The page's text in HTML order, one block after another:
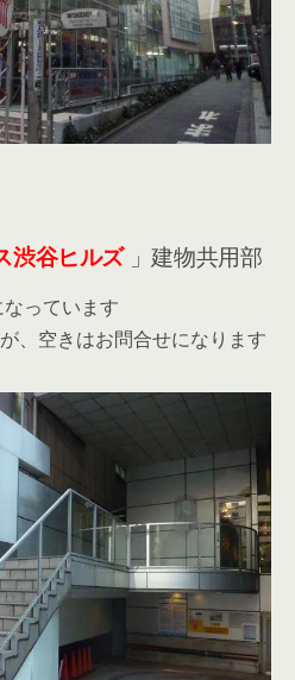
渋谷ヒルズ 」建物共用部
っています
、空きはお問合せになります